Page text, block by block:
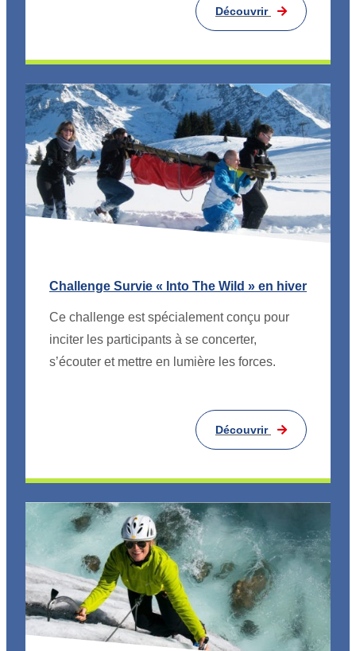
Découvrir
Challenge Survie « Into The Wild » en hiver
Ce challenge est spécialement conçu pour
inciter les participants à se concerter,
s’écouter et mettre en lumière les forces.
Découvrir